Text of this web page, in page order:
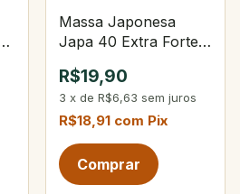
Massa Japonesa
Japa 40 Extra Forte
Defumada
R$19,90
3 x de R$6,63 sem juros
R$18,91 com Pix